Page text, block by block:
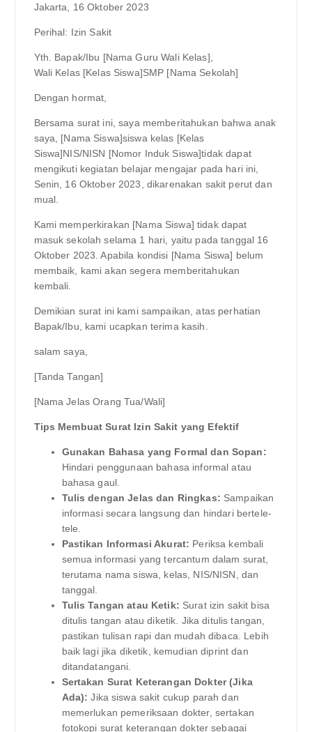
Jakarta, 16 Oktober 2023
Perihal: Izin Sakit
Yth. Bapak/Ibu [Nama Guru Wali Kelas],
Wali Kelas [Kelas Siswa]SMP [Nama Sekolah]
Dengan hormat,
Bersama surat ini, saya memberitahukan bahwa anak
saya, [Nama Siswa]siswa kelas [Kelas
Siswa]NIS/NISN [Nomor Induk Siswa]tidak dapat
mengikuti kegiatan belajar mengajar pada hari ini,
Senin, 16 Oktober 2023, dikarenakan sakit perut dan
mual.
Kami memperkirakan [Nama Siswa] tidak dapat
masuk sekolah selama 1 hari, yaitu pada tanggal 16
Oktober 2023. Apabila kondisi [Nama Siswa] belum
membaik, kami akan segera memberitahukan
kembali.
Demikian surat ini kami sampaikan, atas perhatian
Bapak/Ibu, kami ucapkan terima kasih.
salam saya,
[Tanda Tangan]
[Nama Jelas Orang Tua/Wali]
Tips Membuat Surat Izin Sakit yang Efektif
Gunakan Bahasa yang Formal dan Sopan:
Hindari penggunaan bahasa informal atau
bahasa gaul.
Tulis dengan Jelas dan Ringkas: Sampaikan
informasi secara langsung dan hindari bertele-
tele.
Pastikan Informasi Akurat: Periksa kembali
semua informasi yang tercantum dalam surat,
terutama nama siswa, kelas, NIS/NISN, dan
tanggal.
Tulis Tangan atau Ketik: Surat izin sakit bisa
ditulis tangan atau diketik. Jika ditulis tangan,
pastikan tulisan rapi dan mudah dibaca. Lebih
baik lagi jika diketik, kemudian diprint dan
ditandatangani.
Sertakan Surat Keterangan Dokter (Jika
Ada): Jika siswa sakit cukup parah dan
memerlukan pemeriksaan dokter, sertakan
fotokopi surat keterangan dokter sebagai